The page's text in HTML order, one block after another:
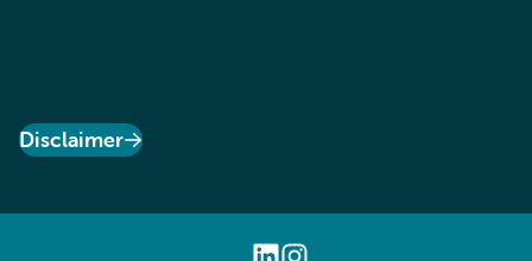
Disclaimer